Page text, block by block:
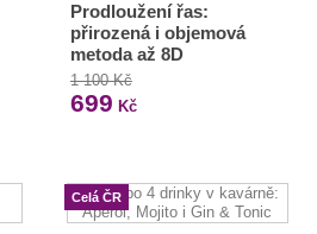
Prodloužení řas:
přirozená i objemová
metoda až 8D
1 100 Kč
699 Kč
Celá ČR